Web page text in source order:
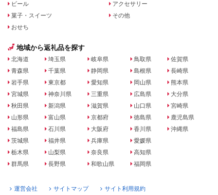
ビール
菓子・スイーツ
おせち
アクセサリー
その他
地域から返礼品を探す
北海道
青森県
岩手県
宮城県
秋田県
山形県
福島県
茨城県
栃木県
群馬県
埼玉県
千葉県
東京都
神奈川県
新潟県
富山県
石川県
福井県
山梨県
長野県
岐阜県
静岡県
愛知県
三重県
滋賀県
京都府
大阪府
兵庫県
奈良県
和歌山県
鳥取県
島根県
岡山県
広島県
山口県
徳島県
香川県
愛媛県
高知県
福岡県
佐賀県
長崎県
熊本県
大分県
宮崎県
鹿児島県
沖縄県
運営会社 サイトマップ サイト利用規約